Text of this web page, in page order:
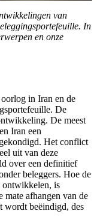
van
In
en onze
in Iran en de
De
De meest
Iran een
Het conflict
uit van deze
over een definitief
beleggers. Hoe de
ontwikkelen, is
afhangen van de
wordt beëindigd, des